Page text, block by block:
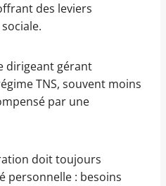
des leviers
dirigeant gérant
TNS, souvent moins
par une
doit toujours
personnelle : besoins